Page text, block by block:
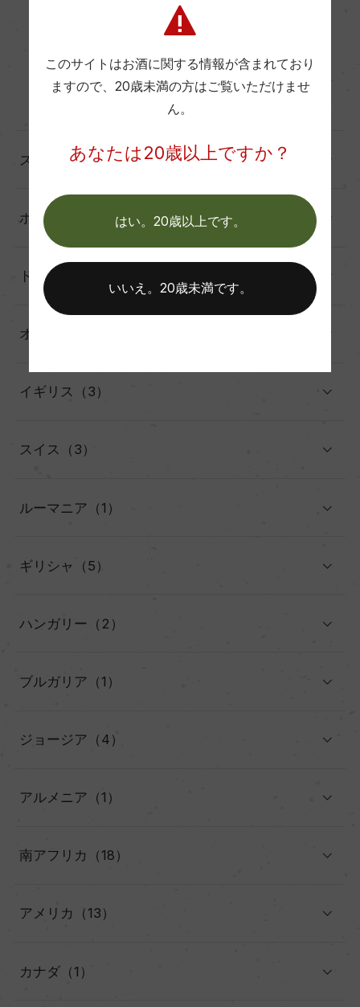
サルデーニャ（1）
スペイン（36）
ポルトガル（10）
ドイツ（19）
オーストリア（2）
イギリス（3）
スイス（3）
ルーマニア（1）
ギリシャ（5）
ハンガリー（2）
ブルガリア（1）
ジョージア（4）
アルメニア（1）
南アフリカ（18）
アメリカ（13）
カナダ（1）
このサイトはお酒に関する情報が含まれており
ますので、 20歳未満の方はご覧いただけませ
ん。
あなたは20歳以上ですか？
はい。20歳以上です。
いいえ。20歳未満です。